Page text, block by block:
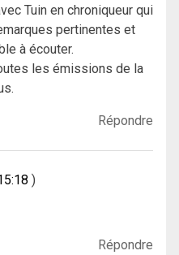
Tuin en chroniqueur qui
pertinentes et
à écouter.
les émissions de la
Répondre
Répondre